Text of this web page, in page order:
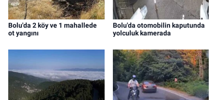
Bolu'da 2 köy ve 1 mahallede
ot yangını
Bolu'da otomobilin kaputunda
yolculuk kamerada